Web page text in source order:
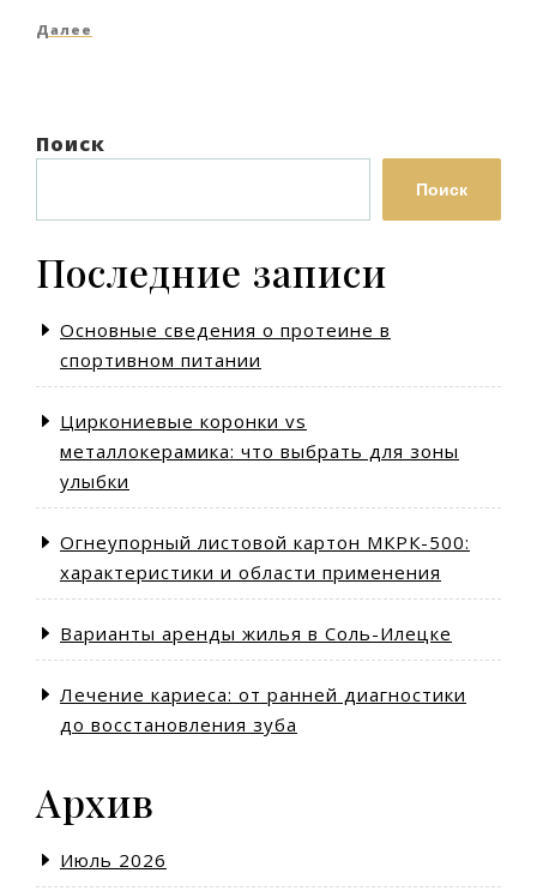
по
Следующая
Далее
Поиск
Поиск
Последние записи
Основные сведения о протеине в
спортивном питании
Циркониевые коронки vs
металлокерамика: что выбрать для зоны
улыбки
Огнеупорный листовой картон МКРК-500:
характеристики и области применения
Варианты аренды жилья в Соль-Илецке
Лечение кариеса: от ранней диагностики
до восстановления зуба
Архив
Июль 2026